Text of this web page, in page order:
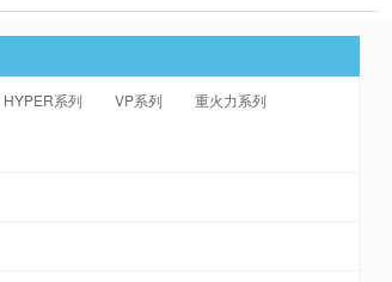
HYPER系列 VP系列 重火力系列